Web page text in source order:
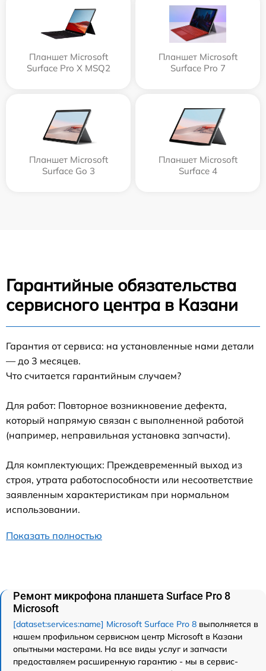
Планшет Microsoft
Surface Pro X MSQ2
Планшет Microsoft
Surface Pro 7
Планшет Microsoft
Surface Go 3
Планшет Microsoft
Surface 4
Гарантийные обязательства
сервисного центра в Казани
Гарантия от сервиса: на установленные нами детали
— до 3 месяцев.
Что считается гарантийным случаем?
Для работ: Повторное возникновение дефекта,
который напрямую связан с выполненной работой
(например, неправильная установка запчасти).
Для комплектующих: Преждевременный выход из
строя, утрата работоспособности или несоответствие
заявленным характеристикам при нормальном
использовании.
Показать полностью
Ремонт микрофона планшета Surface Pro 8
Microsoft
[dataset:services:name] Microsoft Surface Pro 8 выполняется в
нашем профильном сервисном центр Microsoft в Казани
опытными мастерами. На все виды услуг и запчасти
предоставляем расширенную гарантию - мы в сервис-